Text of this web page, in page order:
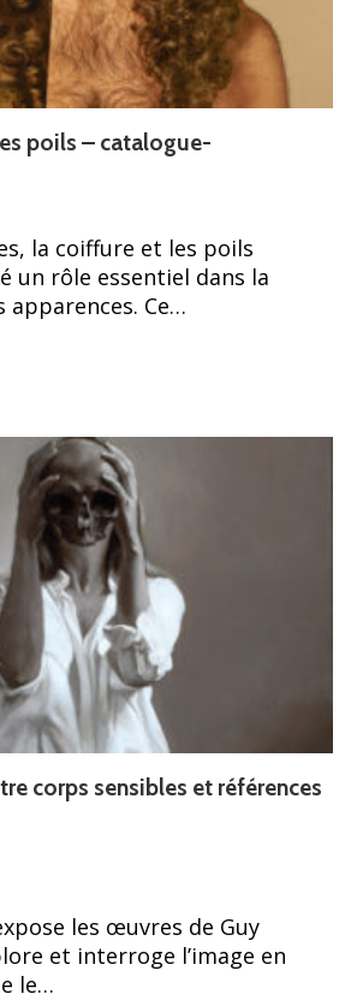
poils – catalogue-
la coiffure et les poils
un rôle essentiel dans la
Ce…
corps sensibles et références
les œuvres de Guy
et interroge l’image en
le…